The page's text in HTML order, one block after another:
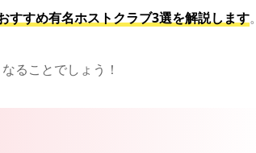
すすめ有名ホストクラブ3選を解説します。
ることでしょう！